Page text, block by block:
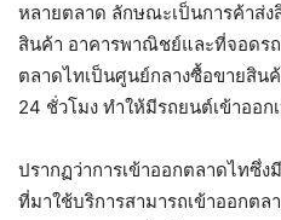
หลายตลาด ลักษณะเป็นการค้าส่
สินค้า อาคารพาณิชย์และที่จอดร
ตลาดไทเป็นศูนย์กลางซื้อขายสิน
24 ชั่วโมง ทำให้มีรถยนต์เข้าออ
ปรากฏว่าการเข้าออกตลาดไทซึ่
ที่มาใช้บริการสามารถเข้าออกต